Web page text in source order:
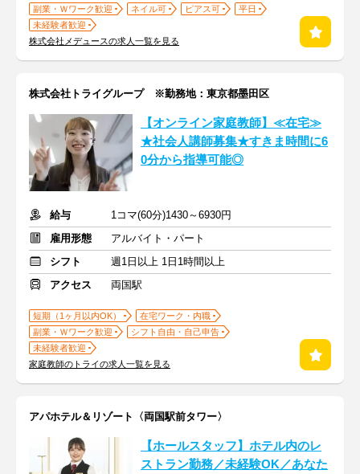
副業・Ｗワーク歓迎 ネイル可 ピアス可
平日
未経験者歓迎
株式会社メデュースの求人一覧を見る
株式会社トライグループ ※勤務地：東京都墨田区
【オンライン家庭教師】≪在宅≫
★社会人講師募集★すきま時間に6
0分から指導可能◎
給与
1コマ(60分)1430～6930円
雇用形態
アルバイト・パート
シフト
週1日以上 1日1時間以上
アクセス
両国駅
短期（1ヶ月以内OK）
在宅ワーク・内職
副業・Ｗワーク歓迎
シフト自由・自己申告
未経験者歓迎
家庭教師のトライの求人一覧を見る
アパホテル＆リゾート〈両国駅前タワー〉
【ホールスタッフ】ホテル内のレ
ストラン勤務／未経験OK／あなた